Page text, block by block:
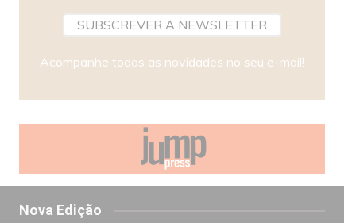
SUBSCREVER A NEWSLETTER
Acompanhe todas as novidades no seu e-mail!
Nova Edição